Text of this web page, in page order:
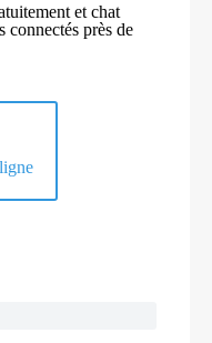
et chat
connectés près de